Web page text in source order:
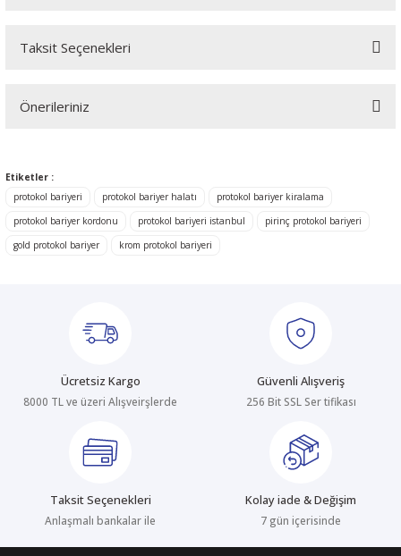
Bu ürüne ilk yorumu siz yapın!
Taksit Seçenekleri
Önerileriniz
tarafımıza iletebilirsiniz.
Görüş ve önerileriniz için teşekkür ederiz.
Ürün resmi kalitesiz, bozuk veya görüntülenemiyor.
Bu ürüne benzer farklı alternatifler olmalı.
Etiketler :
protokol bariyeri
protokol bariyer halatı
protokol bariyer kiralama
protokol bariyer kordonu
protokol bariyeri istanbul
pirinç protokol bariyeri
gold protokol bariyer
krom protokol bariyeri
Ücretsiz Kargo
8000 TL ve üzeri Alışveirşlerde
Güvenli Alışveriş
256 Bit SSL Ser tifikası
Taksit Seçenekleri
Anlaşmalı bankalar ile
Kolay iade & Değişim
7 gün içerisinde